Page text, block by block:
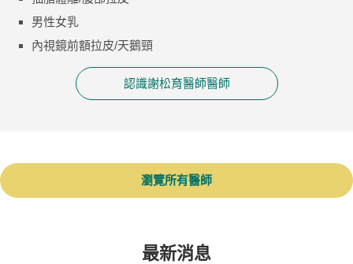
男性女乳
內視鏡前額拉皮/天鵝頸
認識謝松育醫師醫師
瀏覽所有醫師
最新消息